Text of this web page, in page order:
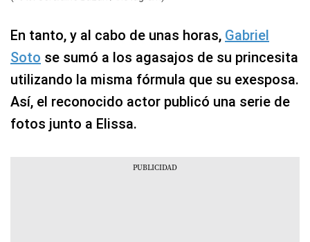
En tanto, y al cabo de unas horas, Gabriel
Soto se sumó a los agasajos de su princesita
utilizando la misma fórmula que su exesposa.
Así, el reconocido actor publicó una serie de
fotos junto a Elissa.